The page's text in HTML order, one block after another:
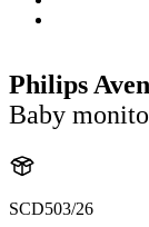
Philips
Baby
SCD503/26